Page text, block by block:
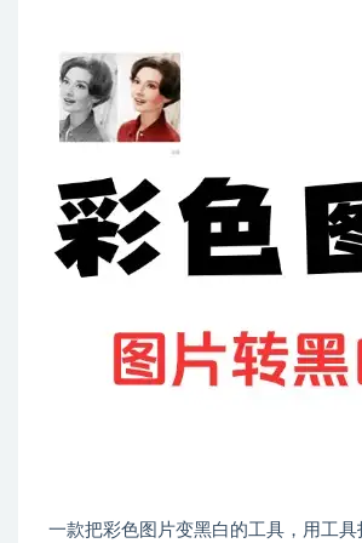
一款把彩色图片变黑白的工具，用工